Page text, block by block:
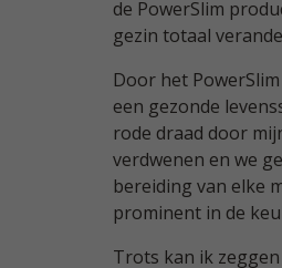
de PowerSlim
gezin totaal
Door het
een gezonde
rode draad door
verdwenen en we
bereiding van elke
prominent in de
Trots kan ik